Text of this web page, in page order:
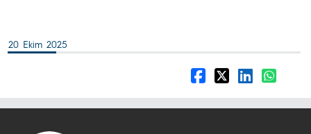
20 Ekim 2025